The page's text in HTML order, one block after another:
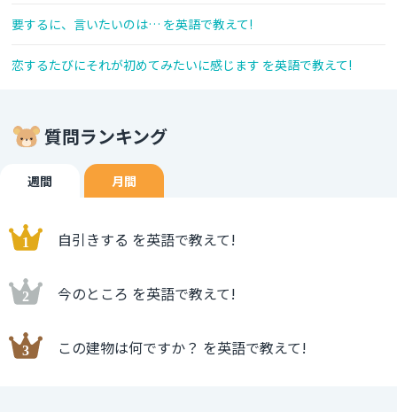
要するに、言いたいのは… を英語で教えて!
恋するたびにそれが初めてみたいに感じます を英語で教えて!
質問ランキング
週間 月間
自引きする を英語で教えて!
今のところ を英語で教えて!
この建物は何ですか？ を英語で教えて!